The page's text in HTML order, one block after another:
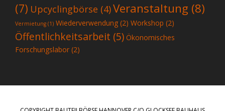
(7) Upcyclingbörse (4)Veranstaltung (8)
Vermietung (1) Wiederverwendung (2) Workshop (2)
Öffentlichkeitsarbeit (5) Ökonomisches
Forschungslabor (2)